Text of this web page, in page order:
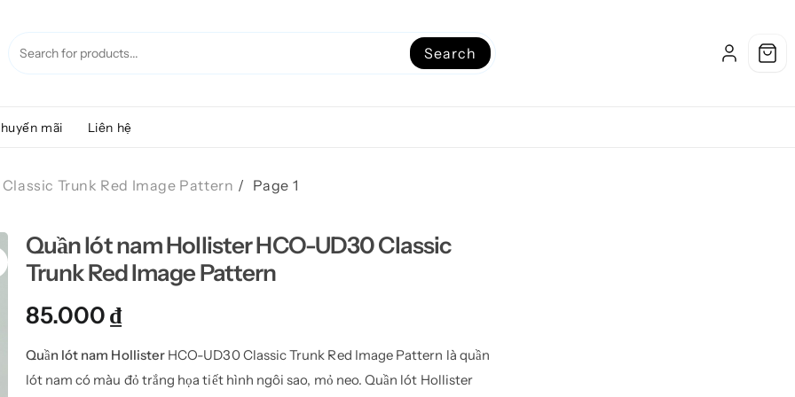
Search
mãi Liên hệ
Trunk Red Image Pattern Page 1
Quần lót nam Hollister HCO-UD30 Classic
Trunk Red Image Pattern
85.000₫
Quần lót nam Hollister HCO-UD30 Classic Trunk Red Image Pattern là quần
lót nam có màu đỏ trắng họa tiết hình ngôi sao, mỏ neo. Quần lót Hollister